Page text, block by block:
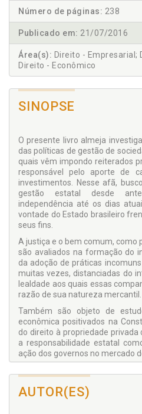
Número de páginas: 238
Publicado em: 21/07/2016
Área(s): Direito - Empresarial;
Direito - Econômico
SINOPSE
O presente livro almeja
das políticas de gestão de
quais vêm impondo reiterados
responsável pelo aporte de
investimentos. Nesse afã,
gestão estatal desde
independência até os dias
vontade do Estado brasileiro
seus fins.
A justiça e o bem comum, como
são avaliados na formação do
da adoção de práticas
muitas vezes, distanciadas do
lealdade aos quais essas
razão de sua natureza mercantil.
Também são objeto de
econômica positivados na
do direito à propriedade
a responsabilidade estatal
ação dos governos no mercado
minoritários. Esses tópicos
que coloca em choque os
AUTOR(ES)